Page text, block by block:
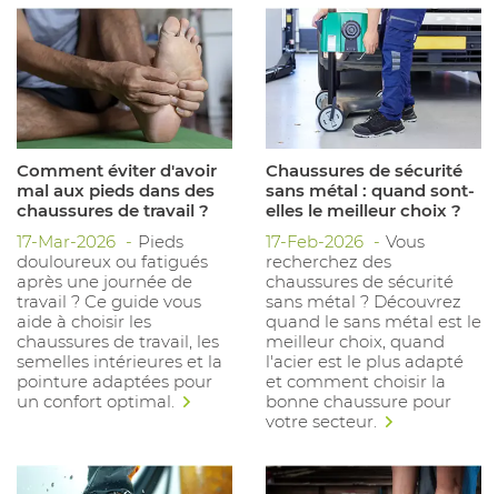
Comment éviter d'avoir
mal aux pieds dans des
chaussures de travail ?
17-Mar-2026
Pieds
douloureux ou fatigués
après une journée de
travail ? Ce guide vous
aide à choisir les
chaussures de travail, les
semelles intérieures et la
pointure adaptées pour
un confort optimal.
Chaussures de sécurité
sans métal : quand sont-
elles le meilleur choix ?
17-Feb-2026
Vous
recherchez des
chaussures de sécurité
sans métal ? Découvrez
quand le sans métal est le
meilleur choix, quand
l'acier est le plus adapté
et comment choisir la
bonne chaussure pour
votre secteur.